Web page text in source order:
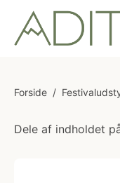
Forside /
Dele af indholdet